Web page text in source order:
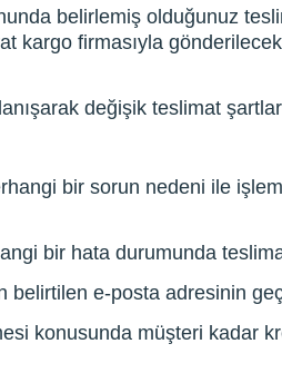
belirlemiş olduğunuz
kargo firmasıyla
değişik teslimat
bir sorun nedeni ile
bir hata durumunda
belirtilen e-posta adresinin
konusunda müşteri kadar